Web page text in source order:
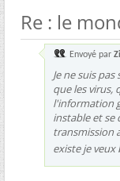
Re : le
Envoyé par
Je ne suis
que les virus,
l'information
instable et se
transmission
existe je veux